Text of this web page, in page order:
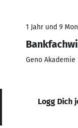
1 Jahr und 9
Geno Akademie
Logg Dich